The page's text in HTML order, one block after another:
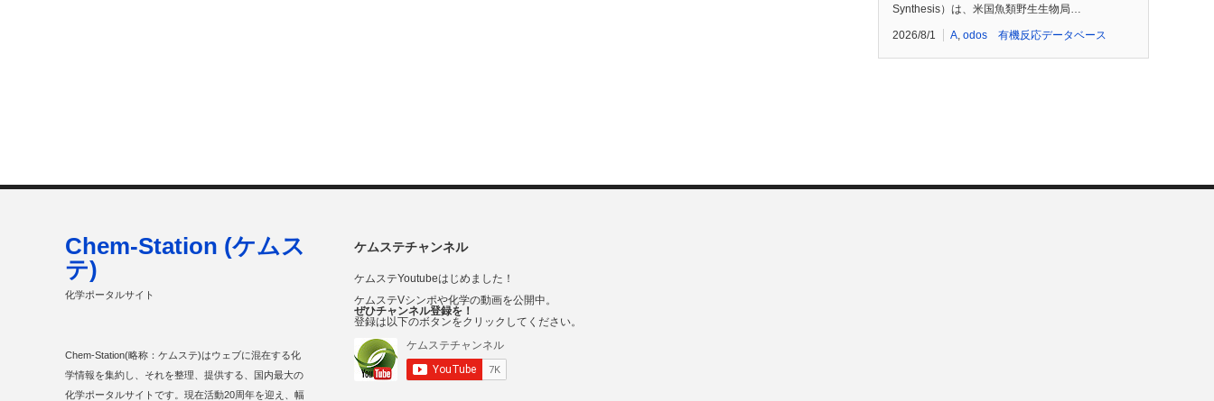
Synthesis）は、米国魚類野生生物局…
2026/8/1 A, odos 有機反応データベース
ケムステチャンネル
ケムステYoutubeはじめました！
ケムステVシンポや化学の動画を公開中。
ぜひチャンネル登録を！
登録は以下のボタンをクリックしてください。
Chem-Station (ケムス
テ)
化学ポータルサイト
Chem-Station(略称：ケムステ)はウェブに混在する化
学情報を集約し、それを整理、提供する、国内最大の
化学ポータルサイトです。現在活動20周年を迎え、幅